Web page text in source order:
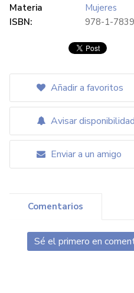
Materia
Mujeres
ISBN:
978-1-
Añadir a favoritos
Avisar disponibilidad
Enviar a un amigo
Comentarios
Sé el primero en